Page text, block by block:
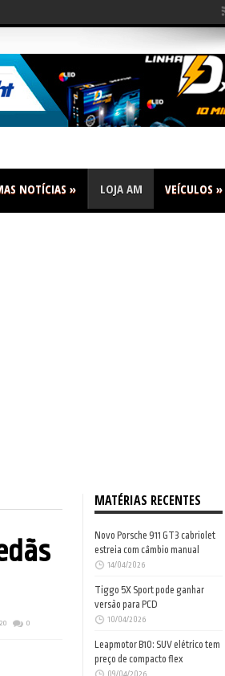
NOTÍCIAS » LOJA AM VEÍCULOS »
0
MATÉRIAS RECENTES
Novo Porsche 911 GT3 cabriolet
estreia com câmbio manual
14/04/2026
Tiggo 5X Sport pode ganhar
versão para PCD
10/04/2026
Leapmotor B10: SUV elétrico tem
preço de compacto flex